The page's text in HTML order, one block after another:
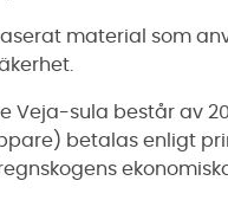
material som
Veja-sula består av
betalas enligt